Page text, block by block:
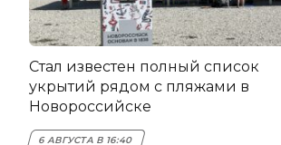
Стал известен полный список
укрытий рядом с пляжами в
Новороссийске
6 АВГУСТА В 16:40